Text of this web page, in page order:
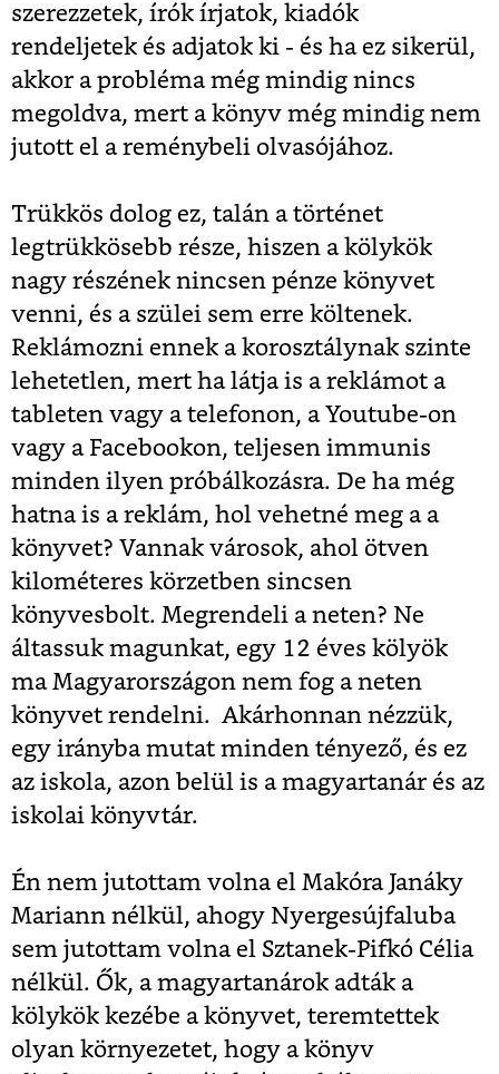
szerezzetek, írók írjatok, kiadók
rendeljetek és adjatok ki - és ha ez sikerül,
akkor a probléma még mindig nincs
megoldva, mert a könyv még mindig nem
jutott el a reménybeli olvasójához.
Trükkös dolog ez, talán a történet
legtrükkösebb része, hiszen a kölykök
nagy részének nincsen pénze könyvet
venni, és a szülei sem erre költenek.
Reklámozni ennek a korosztálynak szinte
lehetetlen, mert ha látja is a reklámot a
tableten vagy a telefonon, a Youtube-on
vagy a Facebookon, teljesen immunis
minden ilyen próbálkozásra. De ha még
hatna is a reklám, hol vehetné meg a a
könyvet? Vannak városok, ahol ötven
kilométeres körzetben sincsen
könyvesbolt. Megrendeli a neten? Ne
áltassuk magunkat, egy 12 éves kölyök
ma Magyarországon nem fog a neten
könyvet rendelni. Akárhonnan nézzük,
egy irányba mutat minden tényező, és ez
az iskola, azon belül is a magyartanár és az
iskolai könyvtár.
Én nem jutottam volna el Makóra Janáky
Mariann nélkül, ahogy Nyergesújfaluba
sem jutottam volna el Sztanek-Pifkó Célia
nélkül. Ők, a magyartanárok adták a
kölykök kezébe a könyvet, teremtettek
olyan környezetet, hogy a könyv